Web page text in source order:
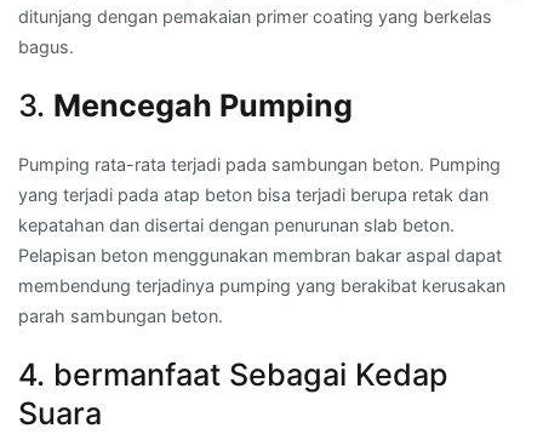
ditunjang dengan pemakaian primer coating yang berkelas
bagus.
3. Mencegah Pumping
Pumping rata-rata terjadi pada sambungan beton. Pumping
yang terjadi pada atap beton bisa terjadi berupa retak dan
kepatahan dan disertai dengan penurunan slab beton.
Pelapisan beton menggunakan membran bakar aspal dapat
membendung terjadinya pumping yang berakibat kerusakan
parah sambungan beton.
4. bermanfaat Sebagai Kedap
Suara